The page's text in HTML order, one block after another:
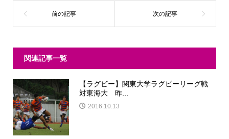
関連記事一覧
【ラグビー】関東大学ラグビーリーグ戦
対東海大 昨...
2016.10.13